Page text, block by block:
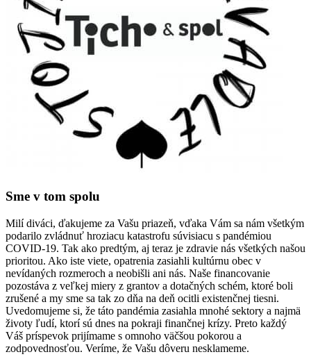
Sme v tom spolu
Milí diváci, ďakujeme za Vašu priazeň, vďaka Vám sa nám všetkým
podarilo zvládnuť hroziacu katastrofu súvisiacu s pandémiou
COVID-19. Tak ako predtým, aj teraz je zdravie nás všetkých našou
prioritou. Ako iste viete, opatrenia zasiahli kultúrnu obec v
nevídaných rozmeroch a neobišli ani nás. Naše financovanie
pozostáva z veľkej miery z grantov a dotačných schém, ktoré boli
zrušené a my sme sa tak zo dňa na deň ocitli existenčnej tiesni.
Uvedomujeme si, že táto pandémia zasiahla mnohé sektory a najmä
životy ľudí, ktorí sú dnes na pokraji finančnej krízy. Preto každý
Váš príspevok prijímame s omnoho väčšou pokorou a
zodpovednosťou. Veríme, že Vašu dôveru nesklameme.